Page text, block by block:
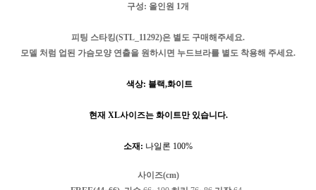
구성: 올인원 1개
피팅 스타킹(STL_11292)은 별도 구매해주세요.
모델 처럼 업된 가슴모양 연출을 원하시면 누드브라를 별도 착용해 주세요.
색상: 블랙,화이트
현재 XL사이즈는 화이트만 있습니다.
소재: 나일론 100%
사이즈(cm)